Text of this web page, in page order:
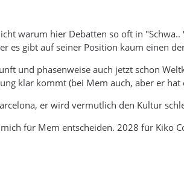
warum hier Debatten so oft in
es gibt auf seiner Position kaum einen
und phasenweise auch jetzt schon
klar kommt (bei Mem auch, aber er
er wird vermutlich den Kultur
für Mem entscheiden. 2028 für Kiko